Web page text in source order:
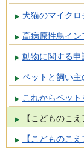
犬猫のマイク
高病原性鳥イ
動物に関する申
ペットと飼い主
これからペッ
【こどものこ
【こどものこ